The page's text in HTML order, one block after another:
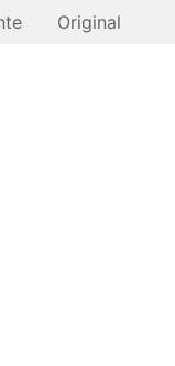
Original